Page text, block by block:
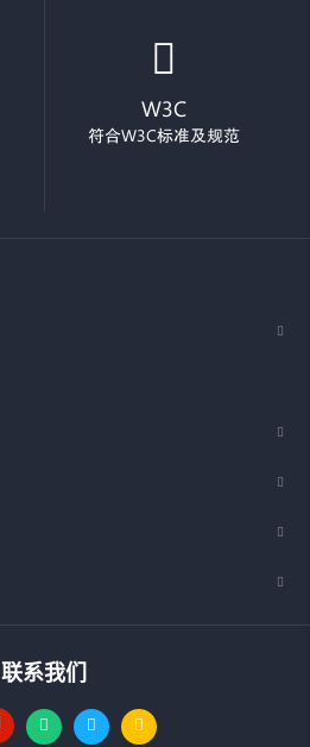
W3C
符合W3C标准及规范
联系我们